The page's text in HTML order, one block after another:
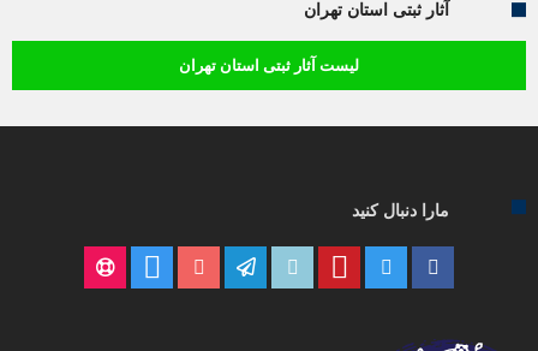
آثار ثبتی استان تهران
لیست آثار ثبتی استان تهران
مارا دنبال کنید